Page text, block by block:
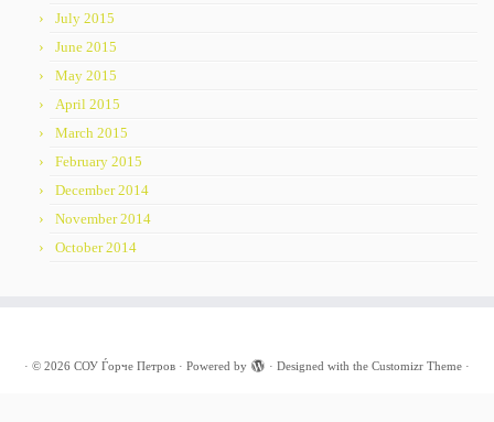
July 2015
June 2015
May 2015
April 2015
March 2015
February 2015
December 2014
November 2014
October 2014
· © 2026 СОУ Ѓорче Петров · Powered by · Designed with the Customizr Theme ·